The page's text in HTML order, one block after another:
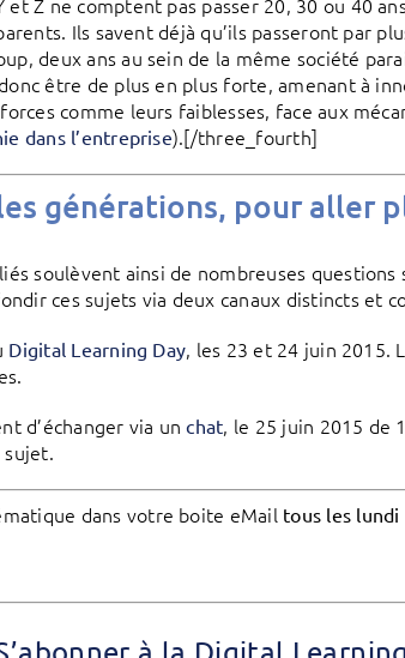
Ils savent déjà qu’ils passeront par
deux ans au sein de la même société
être de plus en plus forte, amenant à
comme leurs faiblesses, face aux
dans l’entreprise).[/three_fourth]
générations, pour aller
soulèvent ainsi de nombreuses
ces sujets via deux canaux distincts et
Digital Learning Day, les 23 et 24 juin 2015.
d’échanger via unchat, le 25 juin 2015 de
sujet.
dans votre boite eMail tous les lundi